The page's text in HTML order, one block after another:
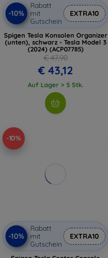
-10%
Rabatt
mit
Gutschein
EXTRA10
Spigen Tesla Konsolen Organizer
(unten), schwarz - Tesla Model 3
(2024) (ACP07785)
€ 47,90
€ 43,12
Auf Lager > 5 Stk.
-10%
-10%
Rabatt
mit
Gutschein
EXTRA10